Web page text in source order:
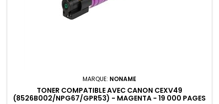
MARQUE: NONAME
TONER COMPATIBLE AVEC CANON CEXV49
(8526B002/NPG67/GPR53) - MAGENTA - 19 000 PAGES